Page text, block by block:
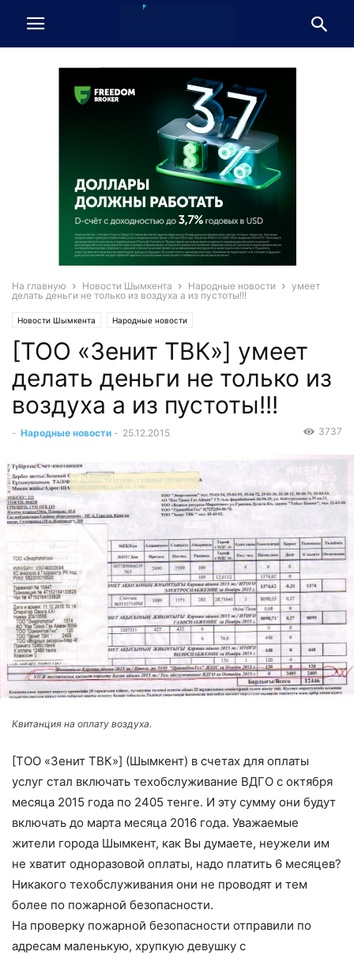
На главную Новости Шымкента Народные новости
умеет
делать деньги не только из воздуха а из пустоты!!!
Новости Шымкента Народные новости
[ТОО «Зенит ТВК»] умеет
делать деньги не только из
воздуха а из пустоты!!!
- Народные новости - 25.12.2015 3737
Квитанция на оплату воздуха.
[ТОО «Зенит ТВК»] (Шымкент) в счетах для оплаты
услуг стал включать техобслуживание ВДГО с октября
месяца 2015 года по 2405 тенге. И эту сумму они будут
включать до марта месяца 2016 года. Уважаемые
жители города Шымкент, как Вы думаете, неужели им
не хватит одноразовой оплаты, надо платить 6 месяцев?
Никакого техобслуживания они не проводят и тем
более по пожарной безопасности.
На проверку пожарной безопасности отправили по
адресам маленькую, хрупкую девушку с